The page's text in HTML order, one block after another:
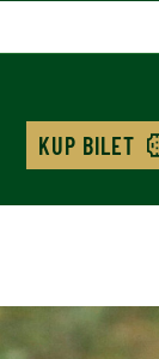
KUP BILET